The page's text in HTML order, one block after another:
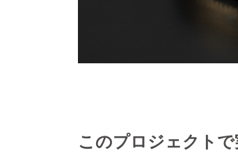
このプロジェクト